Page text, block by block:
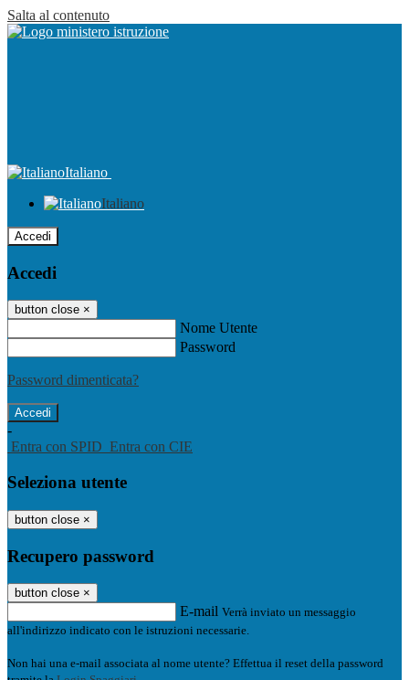
Salta al contenuto
Italiano
Italiano
Accedi
Accedi
button close ×
Nome Utente
Password
Password dimenticata?
-
Entra con SPID Entra con CIE
Seleziona utente
button close ×
Recupero password
button close ×
E-mail Verrà inviato un messaggio
all'indirizzo indicato con le istruzioni necessarie.
Non hai una e-mail associata al nome utente? Effettua il reset della password